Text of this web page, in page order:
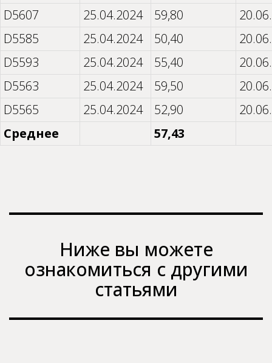
D5607
25.04.2024 59,80
D5585
25.04.2024 50,40
D5593
25.04.2024 55,40
D5563
25.04.2024 59,50
D5565
25.04.2024 52,90
Среднее
57,43
Ниже вы можете
ознакомиться с другими
статьями